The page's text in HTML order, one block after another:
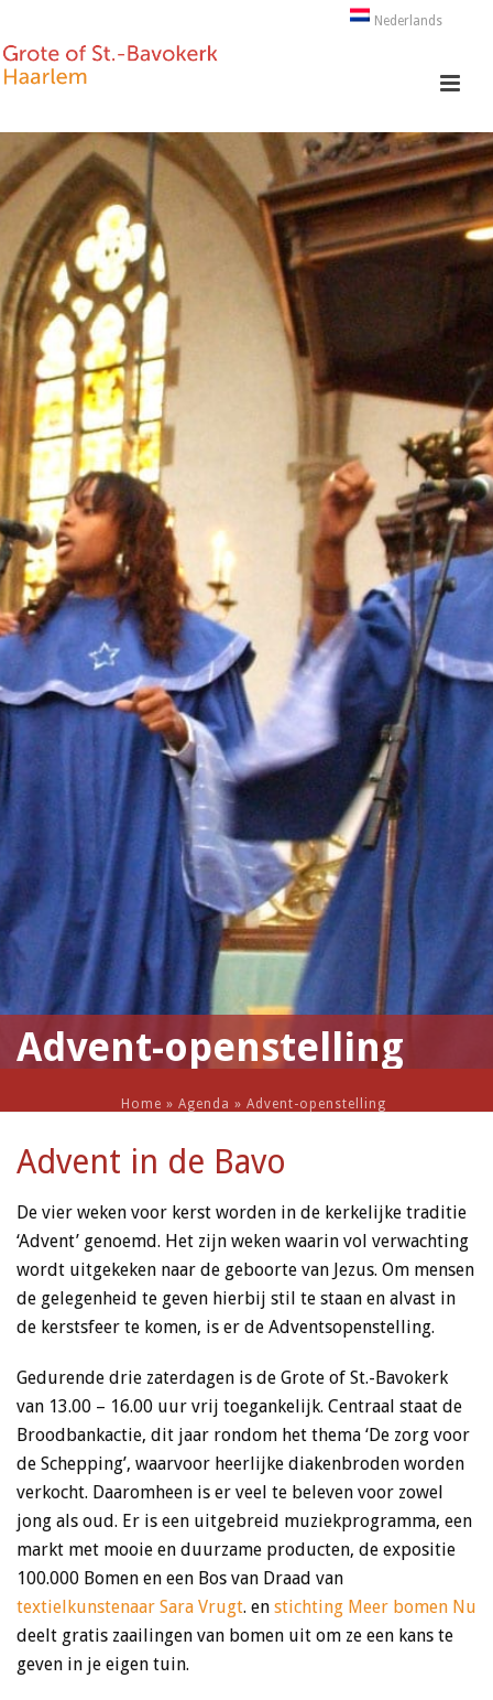
Nederlands
Advent-openstelling
Home » Agenda » Advent-openstelling
Advent in de Bavo
De vier weken voor kerst worden in de kerkelijke traditie
‘Advent’ genoemd. Het zijn weken waarin vol verwachting
wordt uitgekeken naar de geboorte van Jezus. Om mensen
de gelegenheid te geven hierbij stil te staan en alvast in
de kerstsfeer te komen, is er de Adventsopenstelling.
Gedurende drie zaterdagen is de Grote of St.-Bavokerk
van 13.00 – 16.00 uur vrij toegankelijk. Centraal staat de
Broodbankactie, dit jaar rondom het thema ‘De zorg voor
de Schepping’, waarvoor heerlijke diakenbroden worden
verkocht. Daaromheen is er veel te beleven voor zowel
jong als oud. Er is een uitgebreid muziekprogramma, een
markt met mooie en duurzame producten, de expositie
100.000 Bomen en een Bos van Draad van
textielkunstenaar Sara Vrugt. en stichting Meer bomen Nu
deelt gratis zaailingen van bomen uit om ze een kans te
geven in je eigen tuin.